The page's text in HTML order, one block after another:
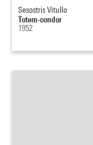
Sesostris Vitullo
Totem-condor
1952